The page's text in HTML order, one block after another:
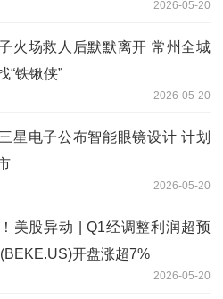
2026-05-20
火场救人后默默离开 常州全城
“铁锹侠”
2026-05-20
星电子公布智能眼镜设计 计划
2026-05-20
美股异动 | Q1经调整利润超预
开盘涨超7%
2026-05-20